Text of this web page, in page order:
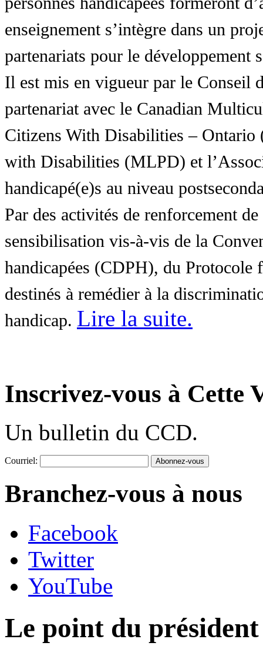
enseignement s’intègre dans un
partenariats pour le développement
Il est mis en vigueur par le Conseil
partenariat avec le Canadian
Citizens With Disabilities – Ontario
with Disabilities (MLPD) et
handicapé(e)s au niveau
Par des activités de renforcement
sensibilisation vis-à-vis de la
handicapées (CDPH), du Protocole
destinés à remédier à la
handicap. Lire la suite.
Inscrivez-vous à Cette
Un bulletin du CCD.
Courriel:
Branchez-vous à nous
Facebook
Twitter
YouTube
Le point du